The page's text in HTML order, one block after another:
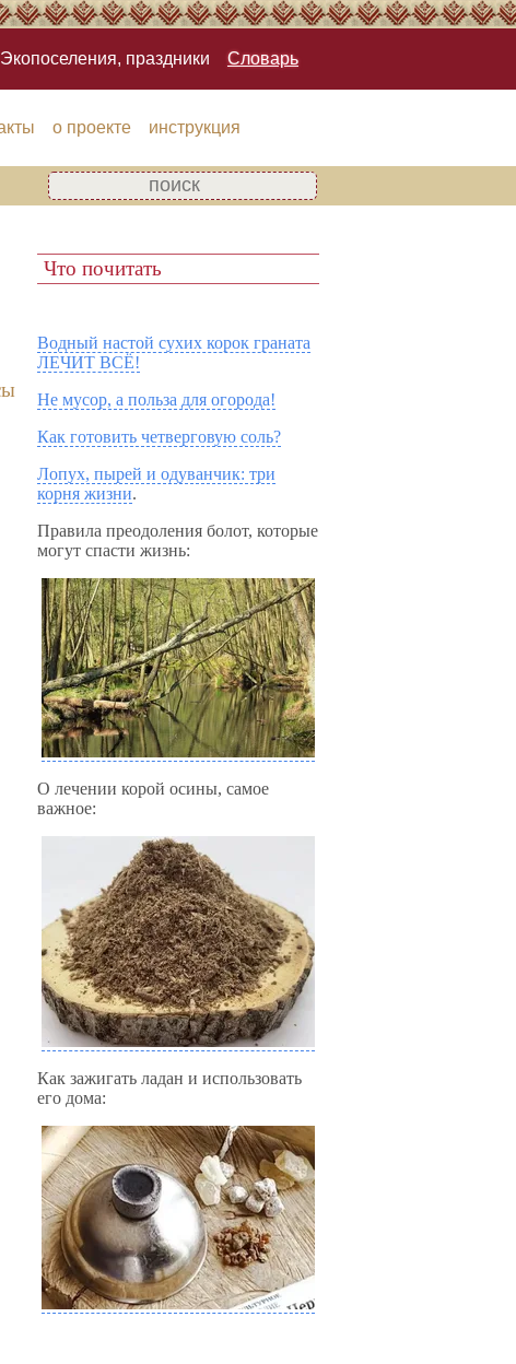
Экопоселения, праздники Словарь
о проекте инструкция
Что почитать
Водный настой сухих корок граната
ЛЕЧИТ ВСЁ!
Не мусор, а польза для огорода!
Как готовить четверговую соль?
Лопух, пырей и одуванчик: три
корня жизни.
Правила преодоления болот, которые
могут спасти жизнь:
О лечении корой осины, самое
важное:
Как зажигать ладан и использовать
его дома: